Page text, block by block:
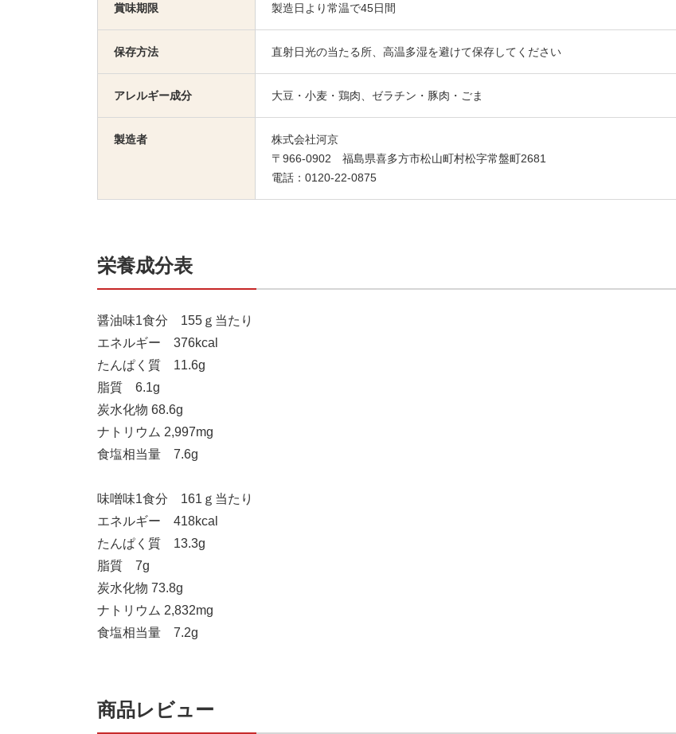
賞味期限 製造日より常温で45日間
保存方法 直射日光の当たる所、高温多湿を避けて保存してください
アレルギー成分 大豆・小麦・鶏肉、ゼラチン・豚肉・ごま
製造者
株式会社河京
〒966-0902 福島県喜多方市松山町村松字常盤町2681
電話：0120-22-0875
栄養成分表
醤油味1食分 155ｇ当たり
エネルギー 376kcal
たんぱく質 11.6g
脂質 6.1g
炭水化物 68.6g
ナトリウム 2,997mg
食塩相当量 7.6g
味噌味1食分 161ｇ当たり
エネルギー 418kcal
たんぱく質 13.3g
脂質 7g
炭水化物 73.8g
ナトリウム 2,832mg
食塩相当量 7.2g
商品レビュー